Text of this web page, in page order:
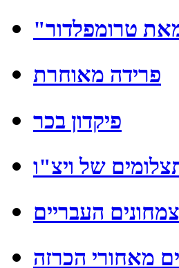
טרומפלדור
פרידה מאוחרת
פיקדון בכר
של ויצ"ו
העבריים
מאחורי הכרזה